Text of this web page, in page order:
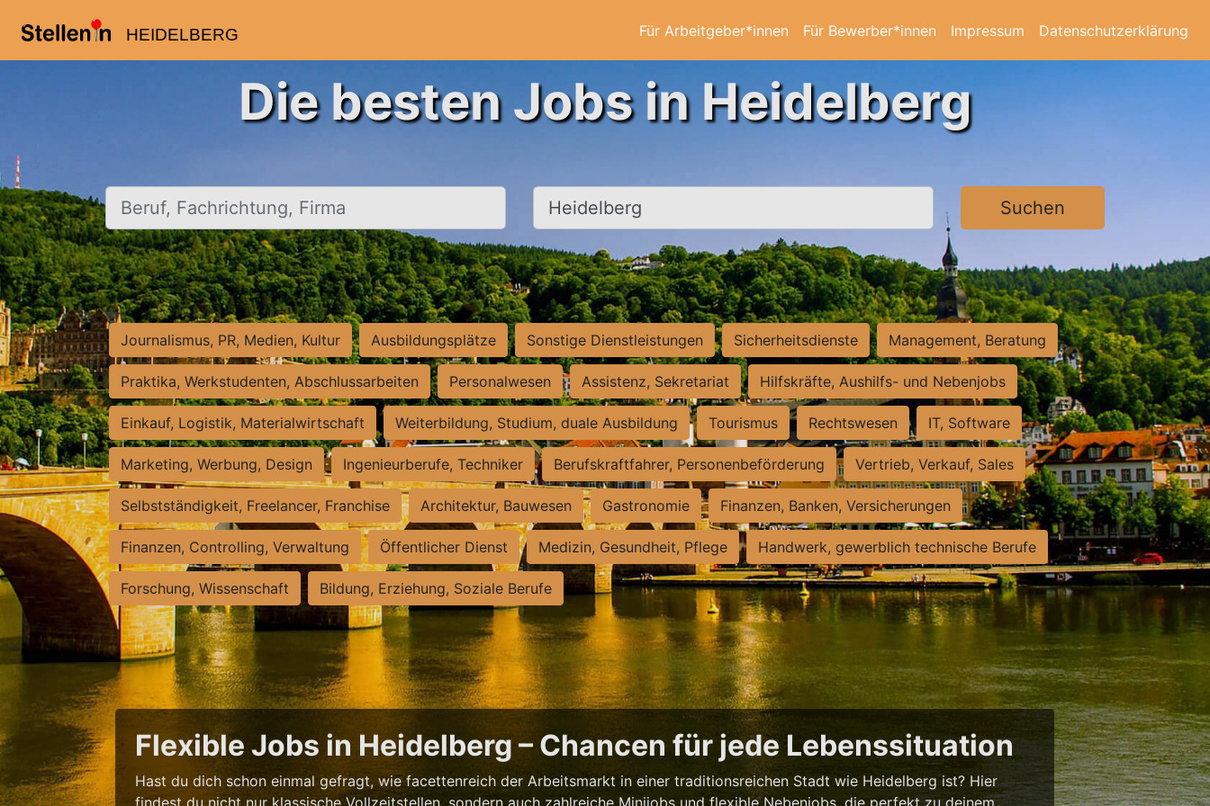
HEIDELBERG Für Arbeitgeber*innen Für Bewerber*innen Impressum Datenschutzerklärung
Die besten Jobs in Heidelberg
Beruf, Fachrichtung, Firma Ort, Stadt Suchen
Journalismus, PR, Medien, Kultur Ausbildungsplätze Sonstige Dienstleistungen Sicherheitsdienste Management, Beratung
Praktika, Werkstudenten, Abschlussarbeiten Personalwesen Assistenz, Sekretariat Hilfskräfte, Aushilfs- und Nebenjobs
Einkauf, Logistik, Materialwirtschaft Weiterbildung, Studium, duale Ausbildung Tourismus Rechtswesen IT, Software
Marketing, Werbung, Design Ingenieurberufe, Techniker Berufskraftfahrer, Personenbeförderung Vertrieb, Verkauf, Sales
Selbstständigkeit, Freelancer, Franchise Architektur, Bauwesen Gastronomie Finanzen, Banken, Versicherungen
Finanzen, Controlling, Verwaltung Öffentlicher Dienst Medizin, Gesundheit, Pflege Handwerk, gewerblich technische Berufe
Forschung, Wissenschaft Bildung, Erziehung, Soziale Berufe
Flexible Jobs in Heidelberg – Chancen für jede Lebenssituation
Hast du dich schon einmal gefragt, wie facettenreich der Arbeitsmarkt in einer traditionsreichen Stadt wie Heidelberg ist? Hier